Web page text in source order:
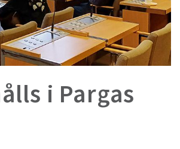
i Pargas